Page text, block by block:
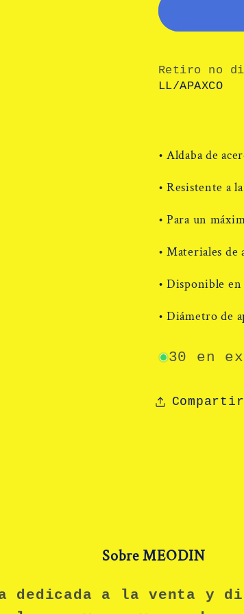
Retiro no
LL/APAXCO
• Aldaba de
• Resistente a
• Para un
• Materiales de
• Disponible
• Diámetro de
30 en
Compartir
Sobre MEODIN
dedicada a la venta y